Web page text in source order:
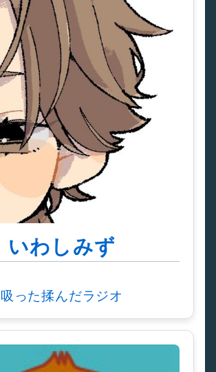
いわしみず
吸った揉んだラジオ